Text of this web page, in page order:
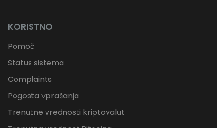
KORISTNO
Pomoč
Status sistema
Complaints
Pogosta vprašanja
Trenutne vrednosti kriptovalut